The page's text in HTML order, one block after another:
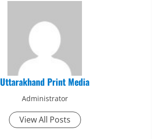
Uttarakhand Print Media
Administrator
View All Posts